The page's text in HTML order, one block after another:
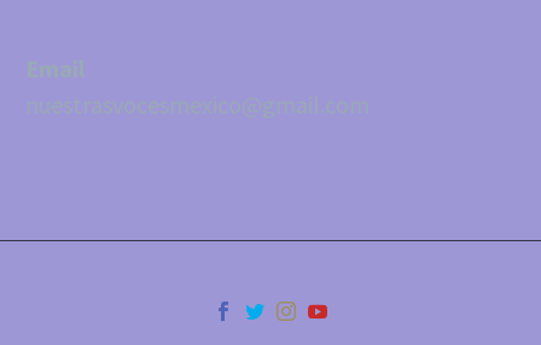
Email
nuestrasvocesmexico@gmail.com